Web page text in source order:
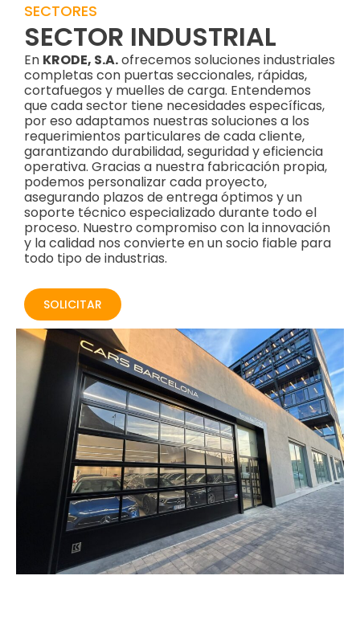
SECTORES
SECTOR INDUSTRIAL
En KRODE, S.A.ofrecemos soluciones industriales
completas con puertas seccionales, rápidas,
cortafuegos y muelles de carga. Entendemos
que cada sector tiene necesidades específicas,
por eso adaptamos nuestras soluciones a los
requerimientos particulares de cada cliente,
garantizando durabilidad, seguridad y eficiencia
operativa. Gracias a nuestra fabricación propia,
podemos personalizar cada proyecto,
asegurando plazos de entrega óptimos y un
soporte técnico especializado durante todo el
proceso. Nuestro compromiso con la innovación
y la calidad nos convierte en un socio fiable para
todo tipo de industrias.
SOLICITAR